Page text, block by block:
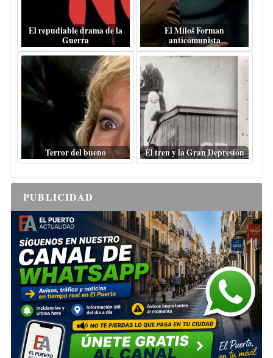
El repudiable drama de la
Guerra
El Miloš Forman
anticomunista
Terror del bueno El tren y la Gran Depresión
PUBLICIDAD